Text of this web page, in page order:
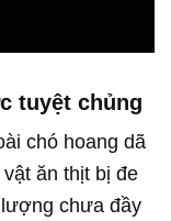
tuyệt chủng
chó hoang dã
ăn thịt bị đe
chưa đầy